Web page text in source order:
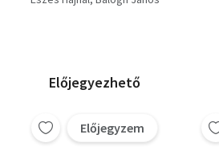
Előjegyezhető
Előjegyzem